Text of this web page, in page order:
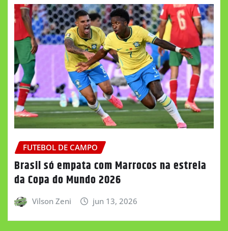
FUTEBOL DE CAMPO
Brasil só empata com Marrocos na estreia
da Copa do Mundo 2026
Vilson Zeni jun 13, 2026